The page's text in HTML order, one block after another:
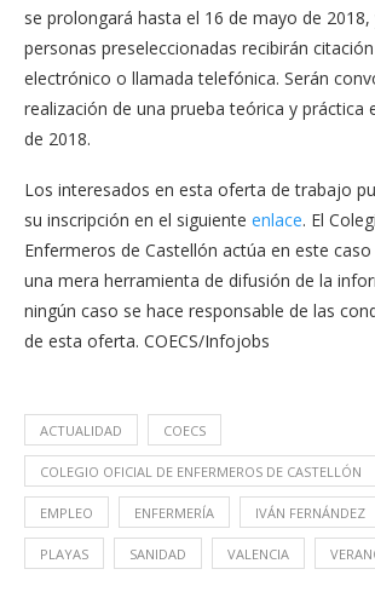
se prolongará hasta el 16 de mayo de 2018,
personas preseleccionadas recibirán
electrónico o llamada telefónica. Serán
realización de una prueba teórica y práctica
de 2018.
Los interesados en esta oferta de trabajo
su inscripción en el siguiente enlace. El
Enfermeros de Castellón actúa en este
una mera herramienta de difusión de la
ningún caso se hace responsable de las
de esta oferta. COECS/Infojobs
ACTUALIDAD COECS
COLEGIO OFICIAL DE ENFERMEROS DE CASTELLÓN
EMPLEO ENFERMERÍA IVÁN FERNÁNDEZ
PLAYAS SANIDAD VALENCIA